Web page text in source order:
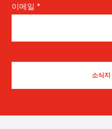
이메일 *